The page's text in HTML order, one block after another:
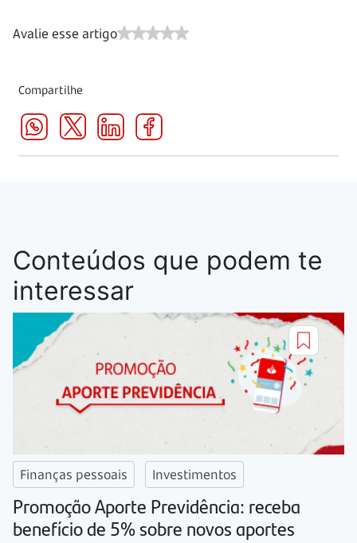
Avalie esse artigo
Compartilhe
Conteúdos que podem te
interessar
Finanças pessoais Investimentos
Promoção Aporte Previdência: receba
benefício de 5% sobre novos aportes